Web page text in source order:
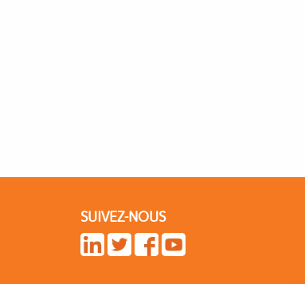
SUIVEZ-NOUS